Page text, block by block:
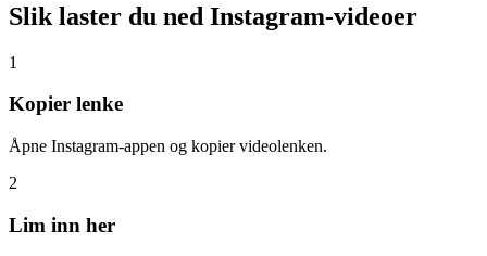
Slik laster du ned Instagram-videoer
1
Kopier lenke
Åpne Instagram-appen og kopier videolenken.
2
Lim inn her